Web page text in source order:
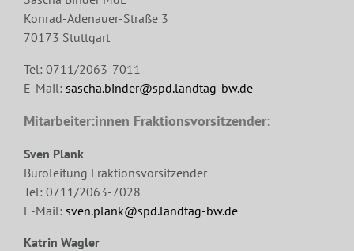
Konrad-Adenauer-Straße 3
70173 Stuttgart
Tel: 0711/2063-7011
E-Mail: sascha.binder@spd.landtag-bw.de
Mitarbeiter:innen Fraktionsvorsitzender:
Sven Plank
Büroleitung Fraktionsvorsitzender
Tel: 0711/2063-7028
E-Mail: sven.plank@spd.landtag-bw.de
Katrin Wagler